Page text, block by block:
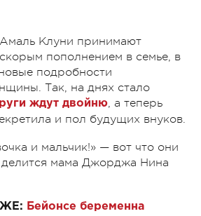
Клуни принимают
пополнением в семье, в
подробности
Так, на днях стало
ждут двойню, а теперь
и пол будущих внуков.
и мальчик!» — вот что они
делится мама Джорджа Нина
Бейонсе беременна